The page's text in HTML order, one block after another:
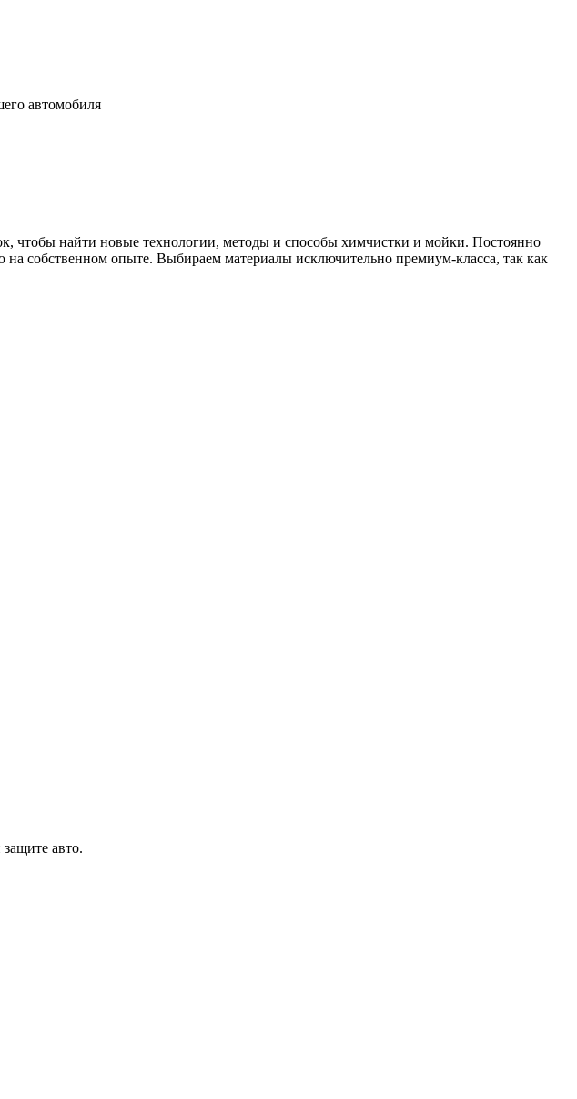
автомобиля
чтобы найти новые технологии, методы и способы химчистки и мойки. Постоянно
собственном опыте. Выбираем материалы исключительно премиум-класса, так как
авто.